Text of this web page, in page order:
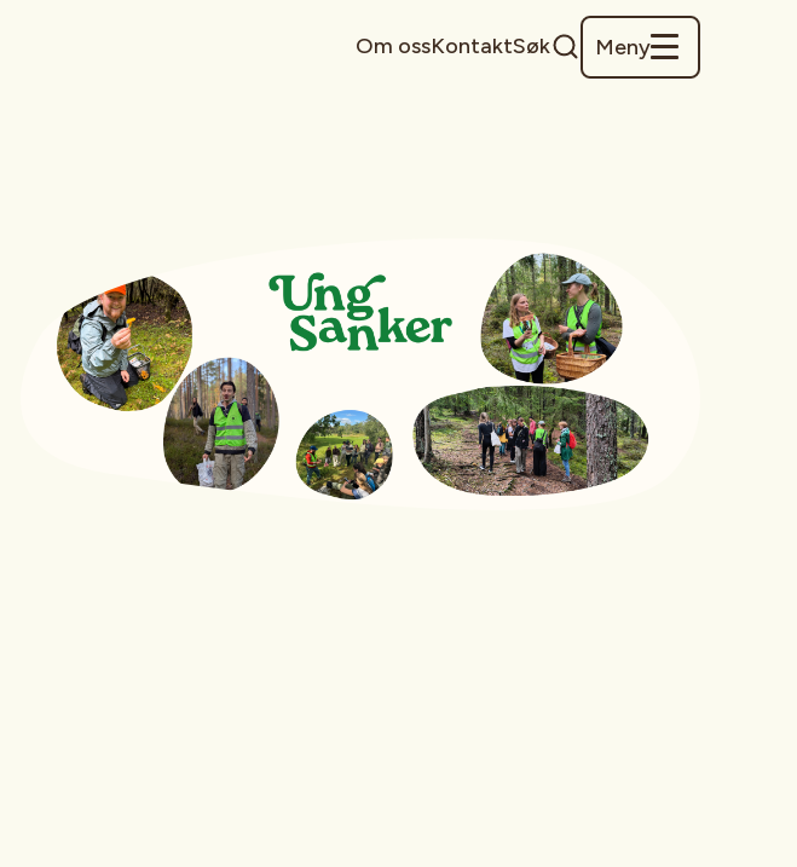
Om ossKontaktSøk Meny